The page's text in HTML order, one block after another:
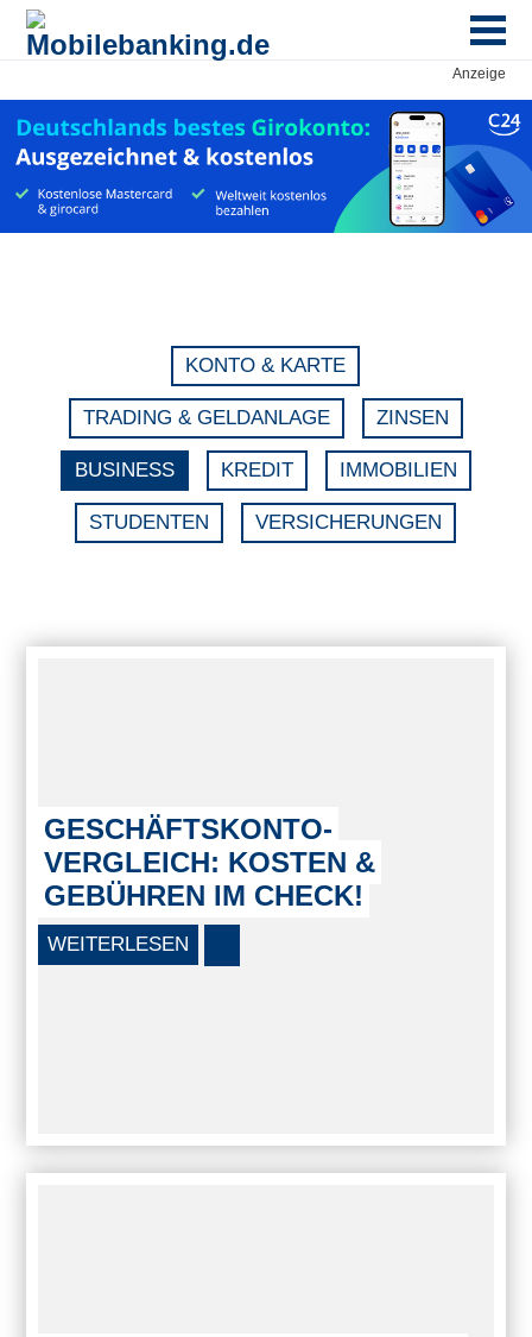
Anzeige
KONTO & KARTE
TRADING & GELDANLAGE ZINSEN
BUSINESS KREDIT IMMOBILIEN
STUDENTEN VERSICHERUNGEN
GESCHÄFTSKONTO-
VERGLEICH: KOSTEN &
GEBÜHREN IM CHECK!
WEITERLESEN